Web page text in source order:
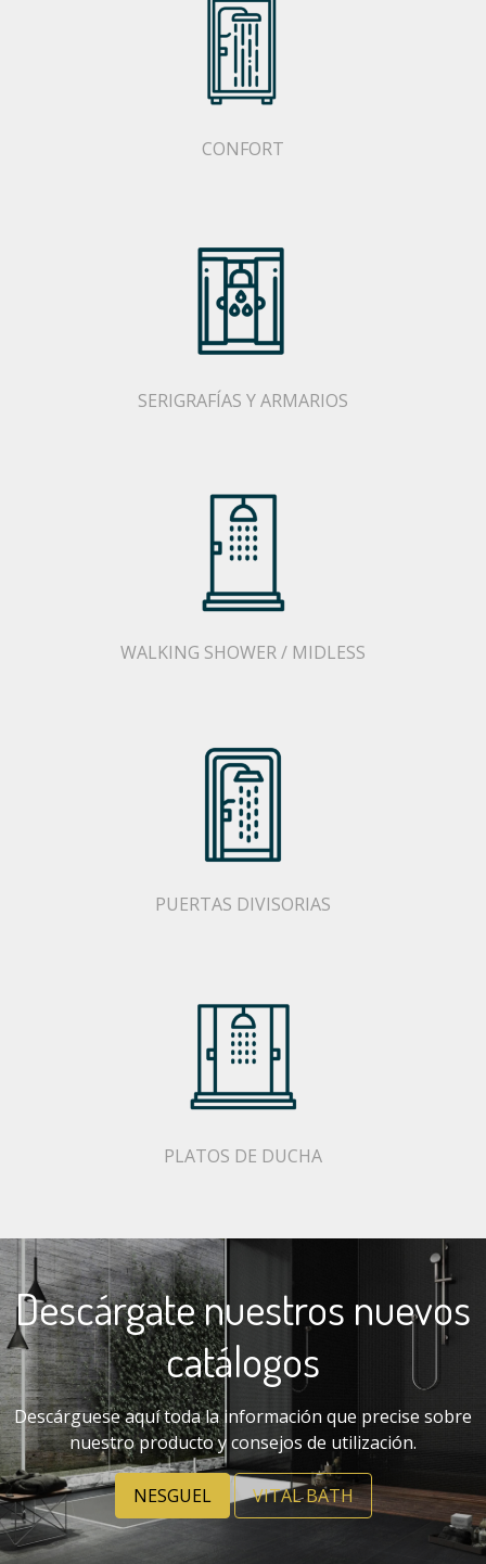
CONFORT
SERIGRAFÍAS Y ARMARIOS
WALKING SHOWER / MIDLESS
PUERTAS DIVISORIAS
PLATOS DE DUCHA
Descárgate nuestros nuevos
catálogos
Descárguese aquí toda la información que precise sobre
nuestro producto y consejos de utilización.
NESGUEL VITAL BATH